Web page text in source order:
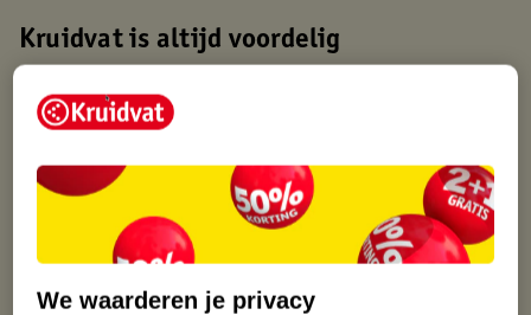
Kruidvat is altijd voordelig
Gratis ophalen in de winkel
Op werkdagen voor 22:00 uur besteld, volgende dag in huis
Gratis retourneren binnen 30 dagen
Gratis punten met je Kruidvat kaart
We waarderen je privacy